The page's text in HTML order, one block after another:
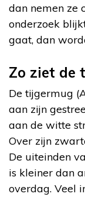
dan nemen ze
onderzoek
gaat, dan
Zo ziet de
De tijgermug
aan zijn
aan de witte
Over zijn
De uiteinden
is kleiner dan
overdag. Veel